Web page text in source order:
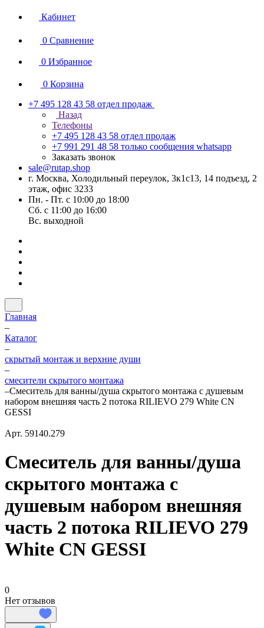
Кабинет
0 Сравнение
0 Избранное
0 Корзина
+7 495 128 43 58 отдел продаж
Назад
Телефоны
+7 495 128 43 58 отдел продаж
+7 991 291 48 58 только сообщения whatsapp
Заказать звонок
sale@rutap.shop
г. Москва, Холодильный переулок, 3к1с13, 14 подъезд, 2
этаж, офис 3233
Пн. - Пт. с 10:00 до 18:00
Сб. с 11:00 до 16:00
Вс. выходной
Главная
–
Каталог
–
скрытый монтаж и верхние души
–
смесители скрытого монтажа
–Смеситель для ванны/душа скрытого монтажа с душевым
набором внешняя часть 2 потока RILIEVO 279 White CN
GESSI
Арт. 59140.279
Смеситель для ванны/душа
скрытого монтажа с
душевым набором внешняя
часть 2 потока RILIEVO 279
White CN GESSI
0
Нет отзывов